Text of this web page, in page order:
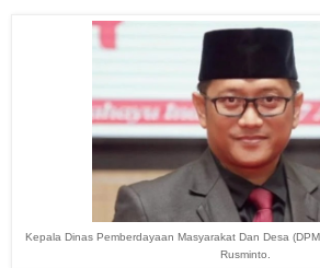
Kepala Dinas Pemberdayaan Masyarakat Dan Desa
Rusminto.